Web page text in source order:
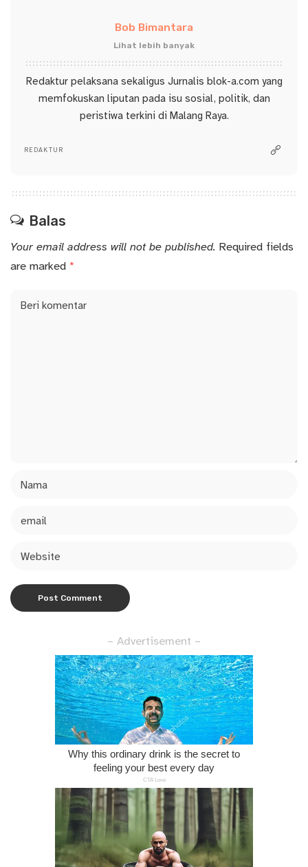
Bob Bimantara
Lihat lebih banyak
Redaktur pelaksana sekaligus Jurnalis blok-a.com yang
memfokuskan liputan pada isu sosial, politik, dan
peristiwa terkini di Malang Raya.
REDAKTUR
Balas
Your email address will not be published. Required fields
are marked *
– Advertisement –